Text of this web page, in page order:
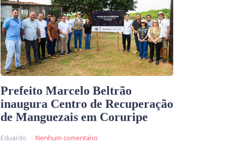
Prefeito Marcelo Beltrão
inaugura Centro de Recuperação
de Manguezais em Coruripe
Eduardo Nenhum comentário